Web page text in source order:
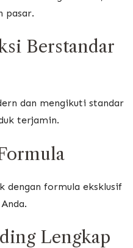
pasar.
Berstandar
dan mengikuti standar
terjamin.
dengan formula eksklusif
Lengkap